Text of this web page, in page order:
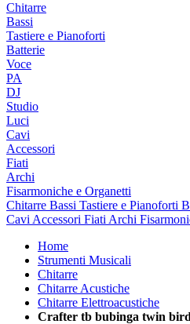
Chitarre
Bassi
Tastiere e Pianoforti
Batterie
Voce
PA
DJ
Studio
Luci
Cavi
Accessori
Fiati
Archi
Fisarmoniche e Organetti
Chitarre Bassi Tastiere e Pianoforti
Cavi Accessori Fiati Archi
Home
Strumenti Musicali
Chitarre
Chitarre Acustiche
Chitarre Elettroacustiche
Crafter tb bubinga twin